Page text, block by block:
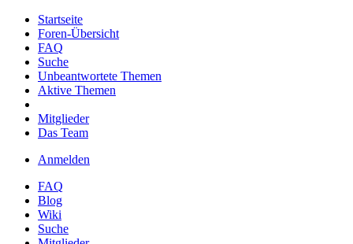
Startseite
Foren-Übersicht
FAQ
Suche
Unbeantwortete Themen
Aktive Themen
Mitglieder
Das Team
Anmelden
FAQ
Blog
Wiki
Suche